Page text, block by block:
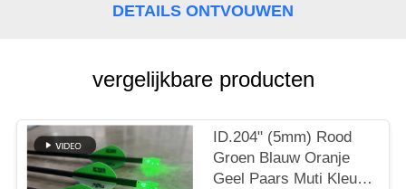
SITEMAP
PRIVACYBELEID
DETAILS ONTVOUWEN
vergelijkbare producten
ID.204" (5mm) Rood
Groen Blauw Oranje
Geel Paars Muti Kleur